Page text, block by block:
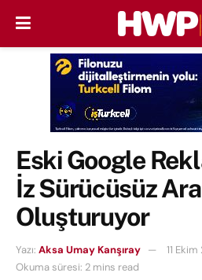
Eski Google
İz Sürücüsüz
Oluşturuyor
Yazı: Aksa Umay Kanşıray
11
Okuma süresi: 2 mins read